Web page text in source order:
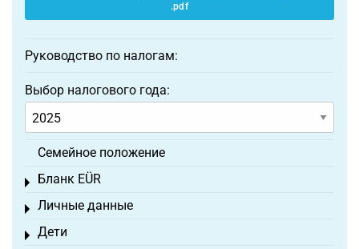
.pdf
Руководство по налогам:
Выбор налогового года:
Семейное положение
Бланк EÜR
Toggle menu
Личные данные
Toggle menu
Дети
Toggle menu